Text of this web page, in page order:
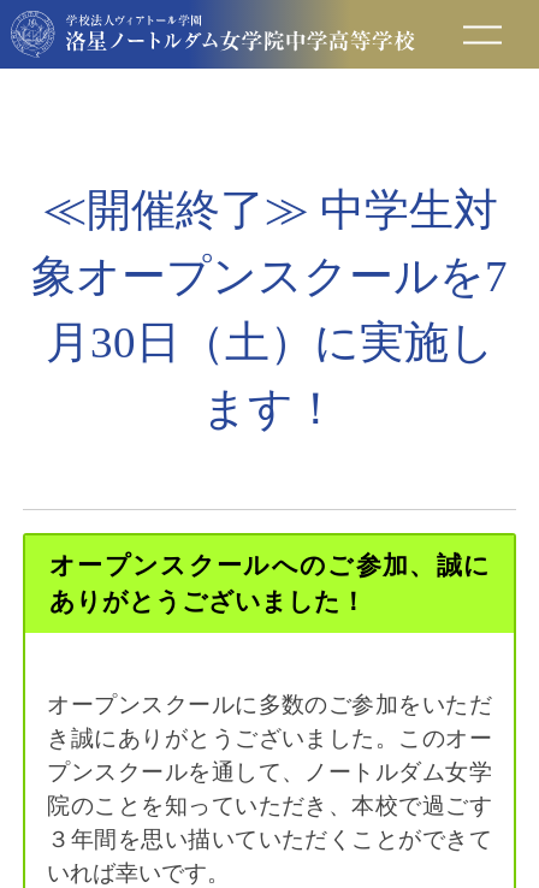
保護者の方へ
卒業生の方へ
入試情報
資料請求
≪開催終了≫ 中学生対
象オープンスクールを7
月30日（土）に実施し
ます！
オープンスクールへのご参加、誠に
ありがとうございました！
オープンスクールに多数のご参加をいただ
き誠にありがとうございました。このオー
プンスクールを通して、ノートルダム女学
院のことを知っていただき、本校で過ごす
３年間を思い描いていただくことができて
いれば幸いです。